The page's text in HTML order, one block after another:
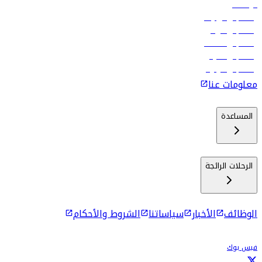
الوظائف
رحلات إلى تبيليسي
رحلات إلى الرياض
رحلات إلى مسقط
رحلات إلى ماليه
رحلات إلى كولومبو
معلومات عنا
المساعدة
الرحلات الرائجة
الوظائف الأخبار سياساتنا الشروط والأحكام
فيس بوك